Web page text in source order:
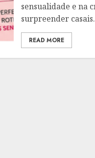
sensualidade e na
surpreender
READ MORE